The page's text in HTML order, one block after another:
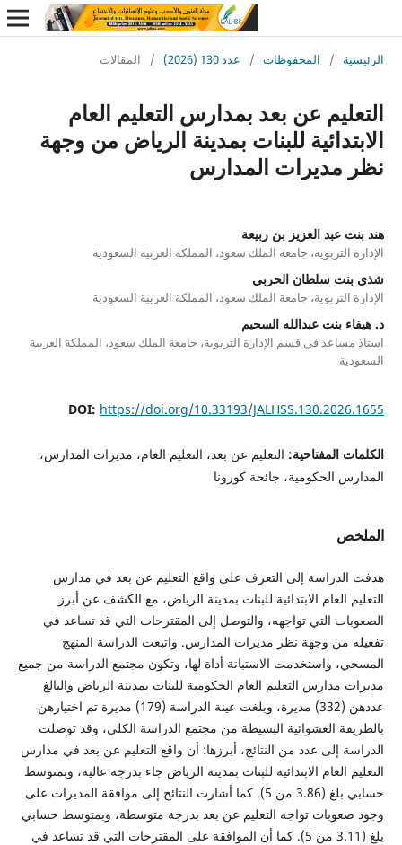
/ المحفوظات / عدد 130 (2026) / المقالات
عن بعد بمدارس التعليم العام
للبنات بمدينة الرياض من وجهة
المدارس
عبد العزيز بن ربيعة
جامعة الملك سعود، المملكة العربية السعودية
سلطان الحربي
جامعة الملك سعود، المملكة العربية السعودية
بنت عبدالله السحيم
في قسم الإدارة التربوية، جامعة الملك سعود، المملكة العربية
DOI:https://doi.org/10.33193/
المفتاحية:التعليم عن بعد، التعليم العام، مديرات المدارس،
الحكومية، جائحة كورونا
إلى التعرف على واقع التعليم عن بعد في مدارس
العام الابتدائية للبنات بمدينة الرياض، مع الكشف عن أبرز
التي تواجهه، والتوصل إلى المقترحات التي قد تساعد في
من وجهة نظر مديرات المدارس. واتبعت الدراسة المنهج
واستخدمت الاستبانة أداة لها، وتكون مجتمع الدراسة من جميع
التعليم العام الحكومية للبنات بمدينة الرياض والبالغ
عددهن (332) مديرة، وبلغت عينة الدراسة (179) مديرة تم اختيارهن
العشوائية البسيطة من مجتمع الدراسة الكلي، وقد توصلت
إلى عدد من النتائج، أبرزها: أن واقع التعليم عن بعد في مدارس
العام الابتدائية للبنات بمدينة الرياض جاء بدرجة عالية، وبمتوسط
حسابي بلغ (3.86 من 5). كما أشارت النتائج إلى موافقة المديرات على
تواجه التعليم عن بعد بدرجة متوسطة، وبمتوسط حسابي
بلغ (3.11 من 5). كما أن الموافقة على المقترحات التي قد تساعد في